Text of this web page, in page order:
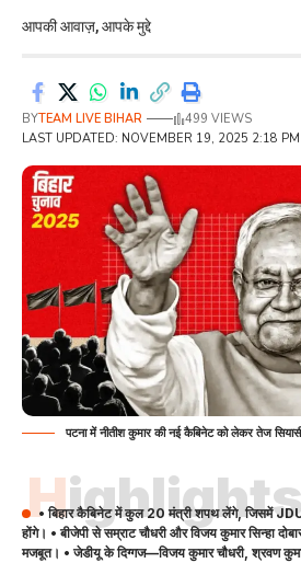
आपकी आवाज़, आपके मुद्दे
LAST UPDATED: NOVEMBER 19, 2025 2:18 PM
BYTEAM LIVE BIHAR 499 VIEWS
पटना में नीतीश कुमार की नई कैबिनेट को लेकर तेज
• बिहार कैबिनेट में कुल 20 मंत्री शपथ लेंगे, जिसमें
होंगे। • बीजेपी से सम्राट चौधरी और विजय कुमार सिन्हा
मजबूत। • जेडीयू के दिग्गज—विजय कुमार चौधरी, श्रवण